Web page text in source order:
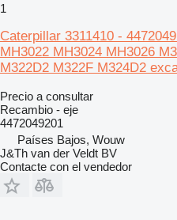
1
Caterpillar 3311410 -
MH3022 MH3024 MH3026
M322D2 M322F M324D2
Precio a consultar
Recambio - eje
4472049201
Países Bajos, Wouw
J&Th van der Veldt BV
Contacte con el vendedor